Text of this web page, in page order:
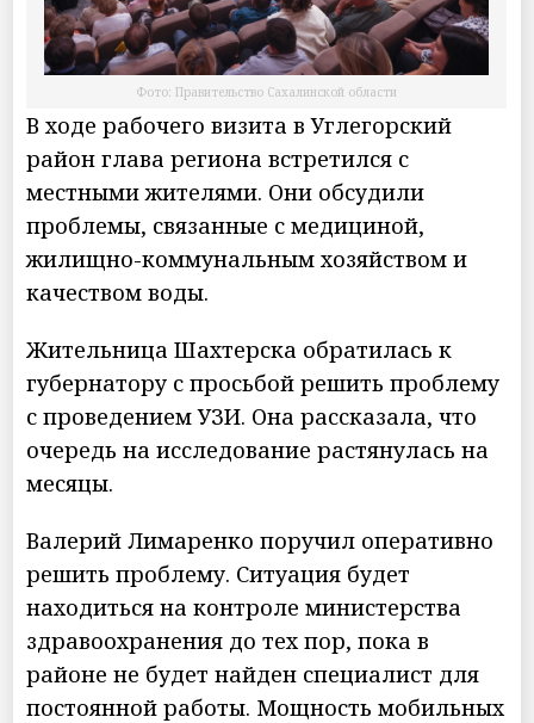
Фото: Правительство Сахалинской области
В ходе рабочего визита в Углегорский
район глава региона встретился с
местными жителями. Они обсудили
проблемы, связанные с медициной,
жилищно-коммунальным хозяйством и
качеством воды.
Жительница Шахтерска обратилась к
губернатору с просьбой решить проблему
с проведением УЗИ. Она рассказала, что
очередь на исследование растянулась на
месяцы.
Валерий Лимаренко поручил оперативно
решить проблему. Ситуация будет
находиться на контроле министерства
здравоохранения до тех пор, пока в
районе не будет найден специалист для
постоянной работы. Мощность мобильных